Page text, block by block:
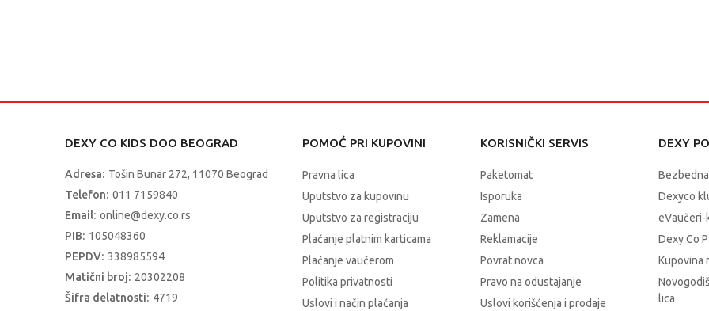
DEXY CO KIDS DOO BEOGRAD
Adresa: Tošin Bunar 272, 11070 Beograd
Telefon: 011 7159840
Email: online@dexy.co.rs
PIB: 105048360
PEPDV: 338985594
Matični broj: 20302208
Šifra delatnosti: 4719
POMOĆ PRI KUPOVINI
Pravna lica
Uputstvo za kupovinu
Uputstvo za registraciju
Plaćanje platnim karticama
Plaćanje vaučerom
Politika privatnosti
Uslovi i način plaćanja
KORISNIČKI SERVIS
Paketomat
Isporuka
Zamena
Reklamacije
Povrat novca
Pravo na odustajanje
Uslovi korišćenja i prodaje
DEXY
Dexyco
Dexy Co
Kupovina
lica